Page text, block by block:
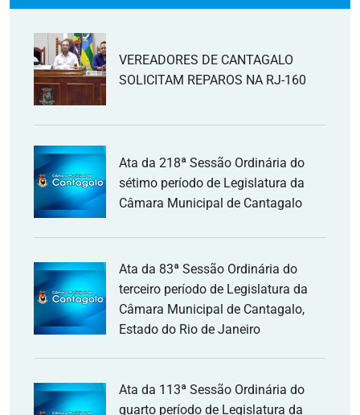
VEREADORES DE CANTAGALO
SOLICITAM REPAROS NA RJ-160
Ata da 218ª Sessão Ordinária do
sétimo período de Legislatura da
Câmara Municipal de Cantagalo
Ata da 83ª Sessão Ordinária do
terceiro período de Legislatura da
Câmara Municipal de Cantagalo,
Estado do Rio de Janeiro
Ata da 113ª Sessão Ordinária do
quarto período de Legislatura da